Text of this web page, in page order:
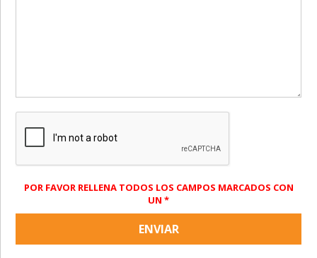
POR FAVOR RELLENA TODOS LOS CAMPOS MARCADOS CON
UN *
ENVIAR